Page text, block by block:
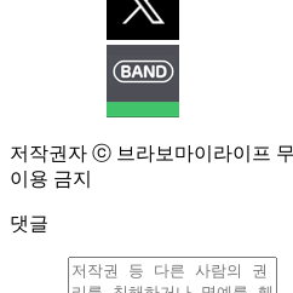
저작권자 ⓒ 브라보마이라이프
이용 금지
댓글